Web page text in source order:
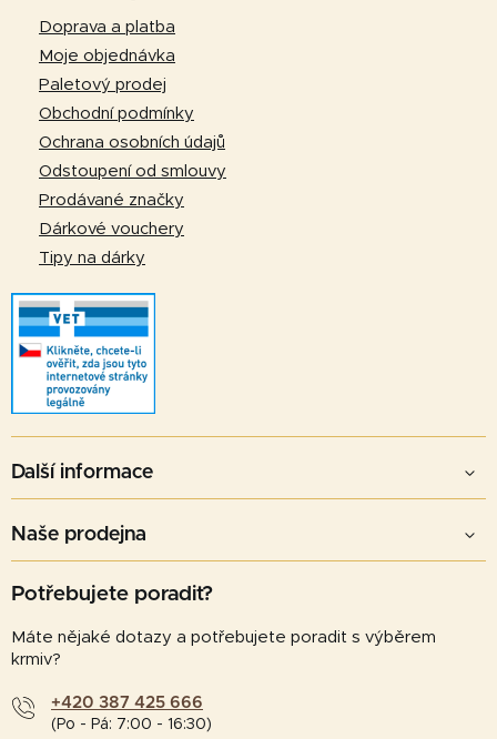
Doprava a platba
Moje objednávka
Paletový prodej
Obchodní podmínky
Ochrana osobních údajů
Odstoupení od smlouvy
Prodávané značky
Dárkové vouchery
Tipy na dárky
Další informace
Naše prodejna
Potřebujete poradit?
Máte nějaké dotazy a potřebujete poradit s výběrem
krmiv?
+420 387 425 666
(Po - Pá: 7:00 - 16:30)